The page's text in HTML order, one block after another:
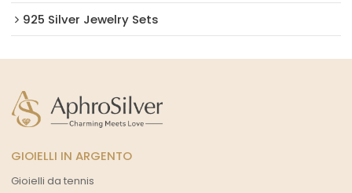
925 Silver Jewelry Sets
GIOIELLI IN ARGENTO
Gioielli da tennis